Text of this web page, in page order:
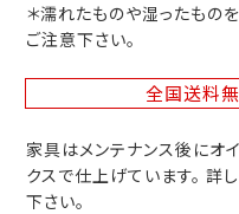
＊濡れたものや湿ったもの
ご注意下さい。
全国送料
家具はメンテナンス後にオ
クスで仕上げています。 詳し
下さい。